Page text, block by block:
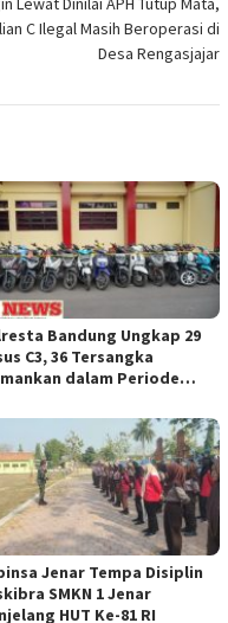
C Ilegal Masih Beroperasi di
Desa Rengasjajar
Bandung Ungkap 29
C3, 36 Tersangka
dalam Periode
Jenar Tempa Disiplin
SMKN 1 Jenar
HUT Ke-81 RI